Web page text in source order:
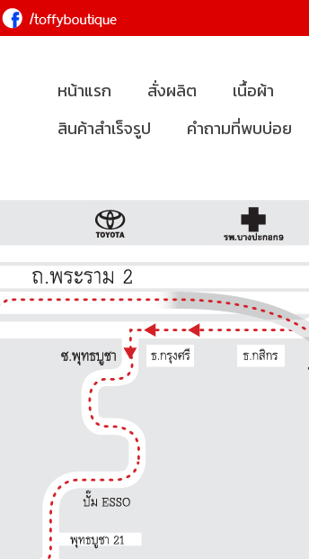
หน้าแรก สั่งผลิต เนื้อผ้า
สินค้าสำเร็จรูป
คำถามที่พบบ่อย